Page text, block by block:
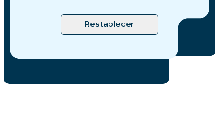
Restablecer